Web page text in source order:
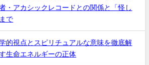
・アカシックレコードとの関係と「怪し
で
的視点とスピリチュアルな意味を徹底解
生命エネルギーの正体